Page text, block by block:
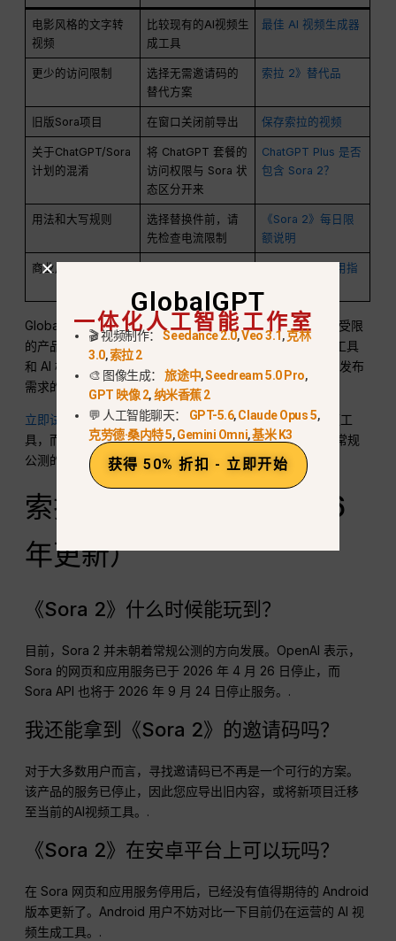
电影风格的文字转
视频
比较现有的AI视频生
成工具
最佳 AI 视频生成器
更少的访问限制
选择无需邀请码的
替代方案
索拉 2》替代品
旧版Sora项目 在窗口关闭前导出 保存索拉的视频
关于ChatGPT/Sora
计划的混淆
将 ChatGPT 套餐的
访问权限与 Sora 状
态区分开来
ChatGPT Plus 是否
包含 Sora 2？
用法和大写规则
选择替换件前，请
先检查电流限制
《Sora 2》每日限
额说明
商业用途
Sora 2 商业使用指
GlobalGPT 在此处非常有用，因为您无需继续为已停用或受限
的产品路径付费。您可以在一个工作区中对比现有的视频工具
和 AI 模型，然后将任务分配给真正符合您的提示、预算和发布
需求的模型。.
立即试用 GlobalGPT如果你想更快地接触到当前的AI视频工
具，而不是等待Sora 2的开放——毕竟该项目已不再朝着常规
公测的方向推进。.
索拉 2》常见问题（2026
年更新）
《Sora 2》什么时候能玩到？
目前，Sora 2 并未朝着常规公测的方向发展。OpenAI 表示，
Sora 的网页和应用服务已于 2026 年 4 月 26 日停止，而
Sora API 也将于 2026 年 9 月 24 日停止服务。.
我还能拿到《Sora 2》的邀请码吗？
对于大多数用户而言，寻找邀请码已不再是一个可行的方案。
该产品的服务已停止，因此您应导出旧内容，或将新项目迁移
至当前的AI视频工具。.
《Sora 2》在安卓平台上可以玩吗？
在 Sora 网页和应用服务停用后，已经没有值得期待的 Android
版本更新了。Android 用户不妨对比一下目前仍在运营的 AI 视
频生成工具。.
GlobalGPT
一体化人工智能工作室
🎬 视频制作：Seedance 2.0,Veo 3.1,克林
3.0,索拉 2
🎨 图像生成：旅途中,Seedream 5.0 Pro,
GPT 映像 2,纳米香蕉 2
💬 人工智能聊天： GPT-5.6,Claude Opus 5,
克劳德·桑内特 5,Gemini Omni,基米 K3
获得 50% 折扣 - 立即开始